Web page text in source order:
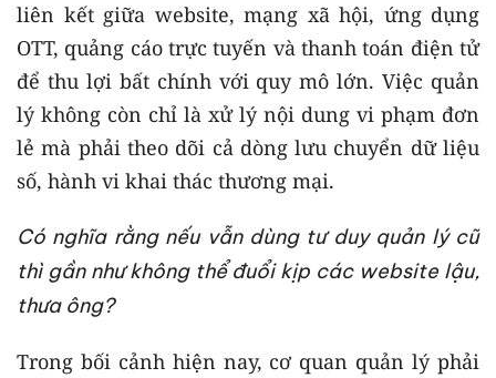
liên kết giữa website, mạng xã hội, ứng dụng
OTT, quảng cáo trực tuyến và thanh toán điện tử
để thu lợi bất chính với quy mô lớn. Việc quản
lý không còn chỉ là xử lý nội dung vi phạm đơn
lẻ mà phải theo dõi cả dòng lưu chuyển dữ liệu
số, hành vi khai thác thương mại.
Có nghĩa rằng nếu vẫn dùng tư duy quản lý cũ
thì gần như không thể đuổi kịp các website lậu,
thưa ông?
Trong bối cảnh hiện nay, cơ quan quản lý phải